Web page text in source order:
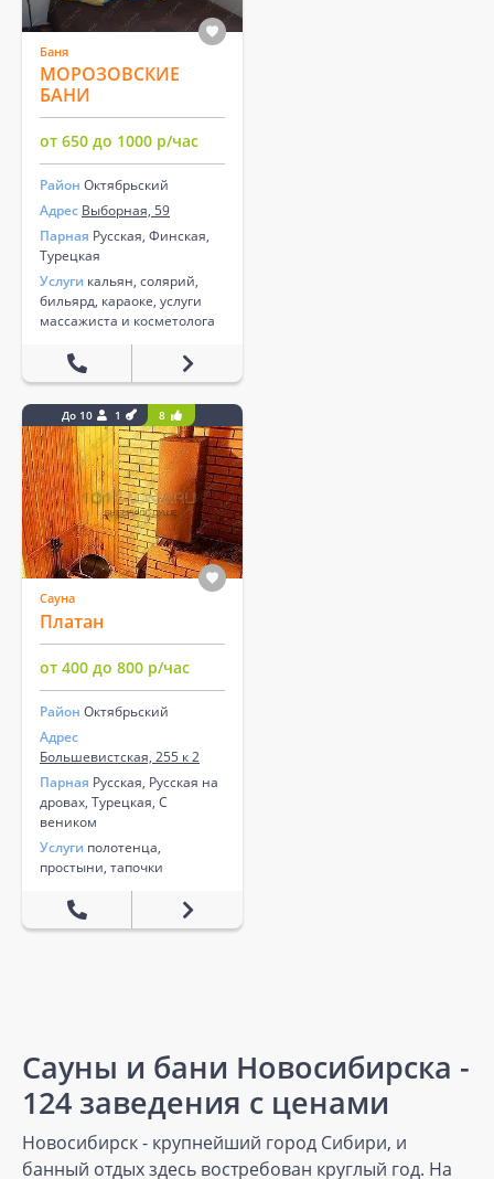
Баня
МОРОЗОВСКИЕ
БАНИ
от 650 до 1000 р/час
Район Октябрьский
Адрес Выборная, 59
Парная Русская, Финская,
Турецкая
Услуги кальян, солярий,
бильярд, караоке, услуги
массажиста и косметолога
До 10 1 8
Сауна
Платан
от 400 до 800 р/час
Район Октябрьский
Адрес
Большевистская, 255 к 2
Парная Русская, Русская на
дровах, Турецкая, С
веником
Услуги полотенца,
простыни, тапочки
Сауны и бани Новосибирска -
124 заведения с ценами
Новосибирск - крупнейший город Сибири, и
банный отдых здесь востребован круглый год. На